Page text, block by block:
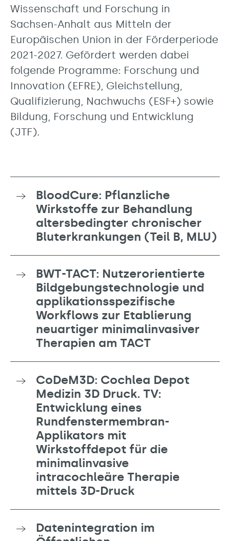
Wissenschaft und Forschung in
Sachsen-Anhalt aus Mitteln der
Europäischen Union in der Förderperiode
2021-2027. Gefördert werden dabei
folgende Programme: Forschung und
Innovation (EFRE), Gleichstellung,
Qualifizierung, Nachwuchs (ESF+) sowie
Bildung, Forschung und Entwicklung
(JTF).
BloodCure: Pflanzliche
Wirkstoffe zur Behandlung
altersbedingter chronischer
Bluterkrankungen (Teil B, MLU)
BWT-TACT: Nutzerorientierte
Bildgebungstechnologie und
applikationsspezifische
Workflows zur Etablierung
neuartiger minimalinvasiver
Therapien am TACT
CoDeM3D: Cochlea Depot
Medizin 3D Druck. TV:
Entwicklung eines
Rundfenstermembran-
Applikators mit
Wirkstoffdepot für die
minimalinvasive
intracochleäre Therapie
mittels 3D-Druck
Datenintegration im